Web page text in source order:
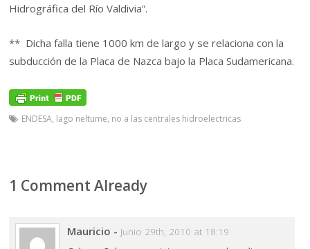
Hidrográfica del Río Valdivia”.
** Dicha falla tiene 1000 km de largo y se relaciona con la
subducción de la Placa de Nazca bajo la Placa Sudamericana.
ENDESA, lago neltume, no a las centrales hidroelectricas
1 Comment Already
Mauricio - Junio 29th, 2010 at 18:19